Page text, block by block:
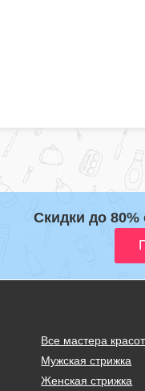
Скидки до 80%
Все мастера
Мужская стрижка
Женская стрижка